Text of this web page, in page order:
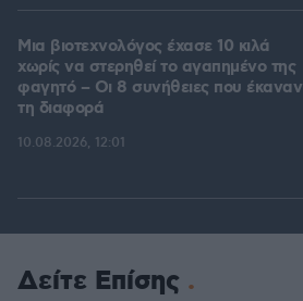
Μια βιοτεχνολόγος έχασε 10 κιλά
χωρίς να στερηθεί το αγαπημένο της
φαγητό – Οι 8 συνήθειες που έκαναν
τη διαφορά
10.08.2026, 12:01
Δείτε Επίσης